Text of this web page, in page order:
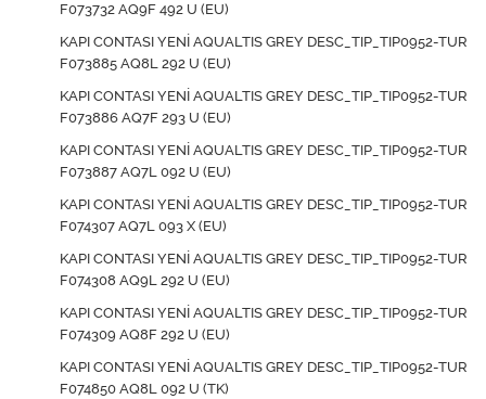
F073732 AQ9F 492 U (EU)
KAPI CONTASI YENİ AQUALTIS GREY DESC_TIP_TIP0952-TUR
F073885 AQ8L 292 U (EU)
KAPI CONTASI YENİ AQUALTIS GREY DESC_TIP_TIP0952-TUR
F073886 AQ7F 293 U (EU)
KAPI CONTASI YENİ AQUALTIS GREY DESC_TIP_TIP0952-TUR
F073887 AQ7L 092 U (EU)
KAPI CONTASI YENİ AQUALTIS GREY DESC_TIP_TIP0952-TUR
F074307 AQ7L 093 X (EU)
KAPI CONTASI YENİ AQUALTIS GREY DESC_TIP_TIP0952-TUR
F074308 AQ9L 292 U (EU)
KAPI CONTASI YENİ AQUALTIS GREY DESC_TIP_TIP0952-TUR
F074309 AQ8F 292 U (EU)
KAPI CONTASI YENİ AQUALTIS GREY DESC_TIP_TIP0952-TUR
F074850 AQ8L 092 U (TK)